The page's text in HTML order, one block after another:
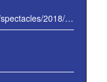
http://www.festival-avignon.com/fr/spectacles/2018/soeurs-d-ange